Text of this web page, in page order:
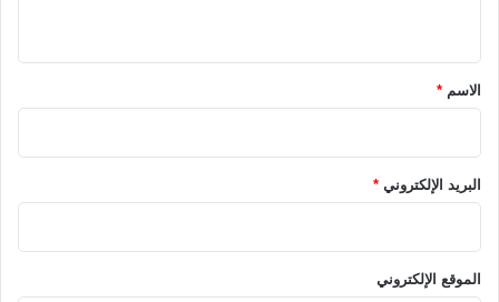
*الاسم *
البريد الإلكتروني *
الموقع الإلكتروني